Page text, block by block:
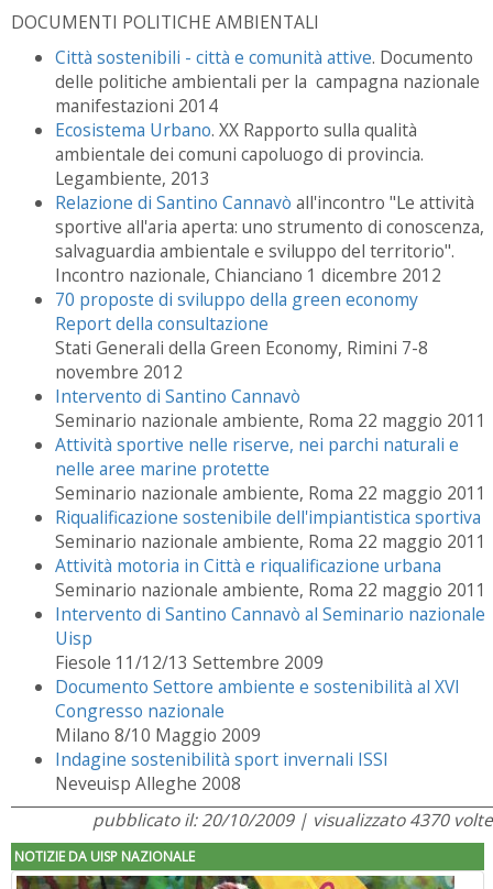
DOCUMENTI POLITICHE AMBIENTALI
Città sostenibili - città e comunità attive. Documento
delle politiche ambientali per la campagna nazionale
manifestazioni 2014
Ecosistema Urbano. XX Rapporto sulla qualità
ambientale dei comuni capoluogo di provincia.
Legambiente, 2013
Relazione di Santino Cannavò all'incontro "Le attività
sportive all'aria aperta: uno strumento di conoscenza,
salvaguardia ambientale e sviluppo del territorio".
Incontro nazionale, Chianciano 1 dicembre 2012
70 proposte di sviluppo della green economy
Report della consultazione
Stati Generali della Green Economy, Rimini 7-8
novembre 2012
Intervento di Santino Cannavò
Seminario nazionale ambiente, Roma 22 maggio 2011
Attività sportive nelle riserve, nei parchi naturali e
nelle aree marine protette
Seminario nazionale ambiente, Roma 22 maggio 2011
Riqualificazione sostenibile dell'impiantistica sportiva
Seminario nazionale ambiente, Roma 22 maggio 2011
Attività motoria in Città e riqualificazione urbana
Seminario nazionale ambiente, Roma 22 maggio 2011
Intervento di Santino Cannavò al Seminario nazionale
Uisp
Fiesole 11/12/13 Settembre 2009
Documento Settore ambiente e sostenibilità al XVI
Congresso nazionale
Milano 8/10 Maggio 2009
Indagine sostenibilità sport invernali ISSI
Neveuisp Alleghe 2008
pubblicato il: 20/10/2009 | visualizzato 4370 volte
NOTIZIE DA UISP NAZIONALE